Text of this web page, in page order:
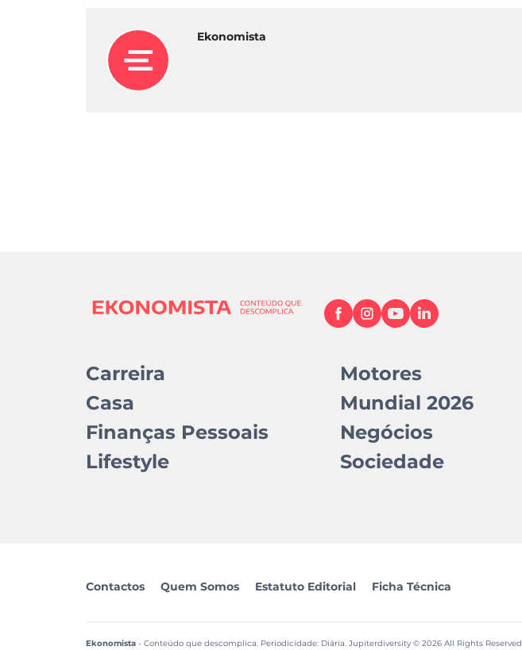
Ekonomista
Carreira
Casa
Finanças Pessoais
Lifestyle
Motores
Mundial 2026
Negócios
Sociedade
Contactos Quem Somos Estatuto Editorial Ficha Técnica
Ekonomista - Conteúdo que descomplica. Periodicidade: Diária. Jupiterdiversity © 2026 All Rights Reserved